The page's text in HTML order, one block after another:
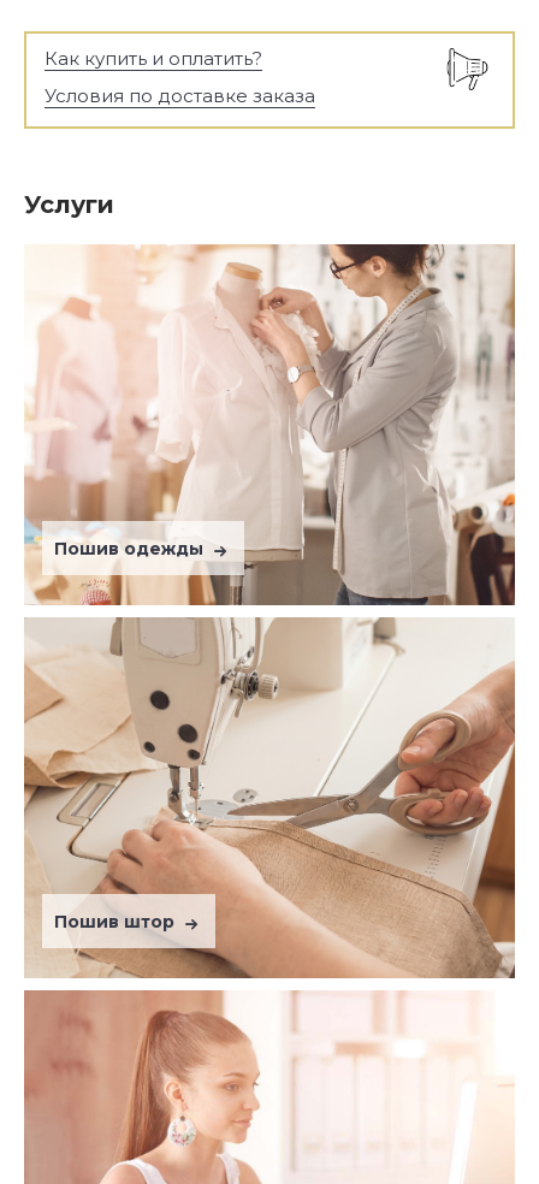
Как купить и оплатить?
Условия по доставке заказа
Услуги
Пошив одежды
Пошив штор